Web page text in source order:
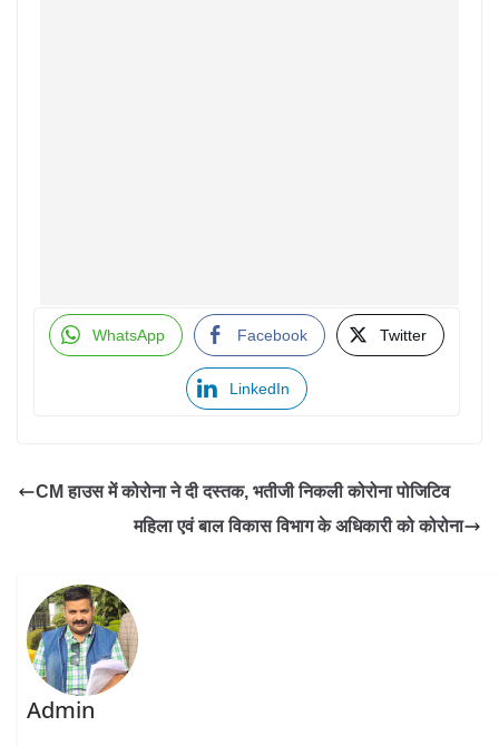
WhatsApp Facebook Twitter
LinkedIn
CM हाउस में कोरोना ने दी दस्तक, भतीजी निकली कोरोना पोजिटिव
महिला एवं बाल विकास विभाग के अधिकारी को कोरोना
Admin